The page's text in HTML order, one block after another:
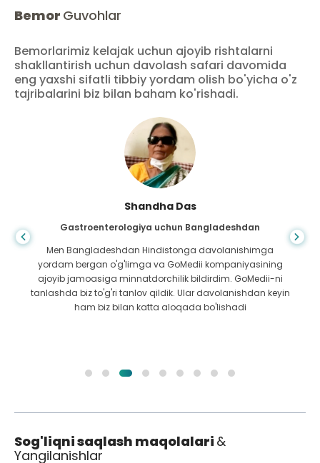
Bemor Guvohlar
Bemorlarimiz kelajak uchun ajoyib rishtalarni
shakllantirish uchun davolash safari davomida
eng yaxshi sifatli tibbiy yordam olish bo'yicha o'z
tajribalarini biz bilan baham ko'rishadi.
Shandha Das
Gastroenterologiya uchun Bangladeshdan
Men Bangladeshdan Hindistonga davolanishimga
yordam bergan o'g'limga va GoMedii kompaniyasining
ajoyib jamoasiga minnatdorchilik bildirdim. GoMedii-ni
tanlashda biz to'g'ri tanlov qildik. Ular davolanishdan keyin
ham biz bilan katta aloqada bo'lishadi
Sog'liqni saqlash maqolalari &
Yangilanishlar